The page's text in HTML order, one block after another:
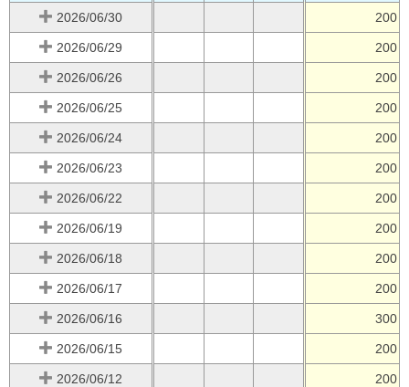
2026/06/30
200
2026/06/29 200
2026/06/26 200
2026/06/25 200
2026/06/24 200
2026/06/23 200
2026/06/22 200
2026/06/19 200
2026/06/18 200
2026/06/17 200
2026/06/16 300
2026/06/15 200
2026/06/12 200